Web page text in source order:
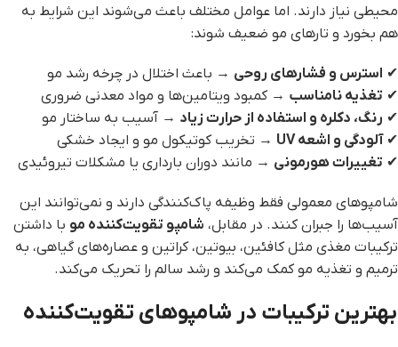
محیطی نیاز دارند. اما عوامل مختلف باعث می‌شوند این شرایط به
هم بخورد و تارهای مو ضعیف شوند:
✔ استرس و فشارهای روحی → باعث اختلال در چرخه رشد مو
✔ تغذیه نامناسب → کمبود ویتامین‌ها و مواد معدنی ضروری
✔ رنگ، دکلره و استفاده از حرارت زیاد → آسیب به ساختار مو
✔آلودگی و اشعه
→ تخریب کوتیکول مو و ایجاد خشکی
✔ تغییرات هورمونی → مانند دوران بارداری یا مشکلات تیروئیدی
شامپوهای معمولی فقط وظیفه پاک‌کنندگی دارند و نمی‌توانند این
آسیب‌ها را جبران کنند. در مقابل، شامپو تقویت‌کننده مو با داشتن
ترکیبات مغذی مثل کافئین، بیوتین، کراتین و عصاره‌های گیاهی، به
ترمیم و تغذیه مو کمک می‌کند و رشد سالم را تحریک می‌کند.
بهترین ترکیبات در شامپوهای تقویت‌کننده